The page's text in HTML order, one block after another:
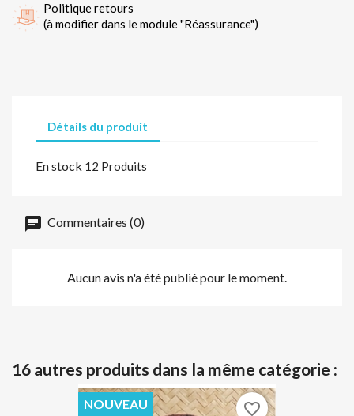
Politique retours
(à modifier dans le module "Réassurance")
Détails du produit
En stock 12 Produits
Commentaires (0)
Aucun avis n'a été publié pour le moment.
16 autres produits dans la même catégorie :
NOUVEAU favorite_border